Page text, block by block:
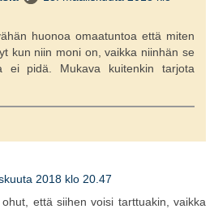
huonoa omaatuntoa että miten
kun niin moni on, vaikka niinhän se
ei pidä. Mukava kuitenkin tarjota
2018 klo 20.47
että siihen voisi tarttuakin, vaikka